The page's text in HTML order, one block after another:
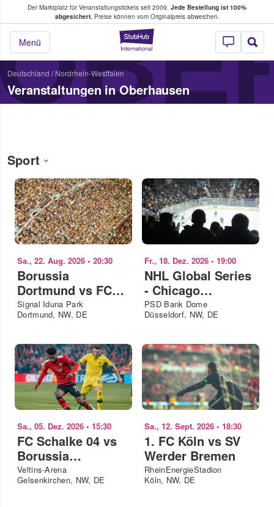
Der Marktplatz für Veranstaltungstickets seit 2009. Jede Bestellung ist 100%
abgesichert.Preise können vom Originalpreis abweichen.
StubHub - Wo
Menü
Tickets kaufen & verkaufen
Deutschland / Nordrhein-Westfalen
Veranstaltungen in Oberhausen
Sport
Sa., 22. Aug. 2026 • 20:30
Borussia
Dortmund vs FC
Bayern München -
Supercup 2026
Signal Iduna Park
Dortmund, NW, DE
Fr., 18. Dez. 2026 • 19:00
NHL Global Series
- Chicago
Blackhawks vs
Ottawa Senators
PSD Bank Dome
Düsseldorf, NW, DE
Sa., 05. Dez. 2026 • 15:30
FC Schalke 04 vs
Borussia
Dortmund
Veltins-Arena
Gelsenkirchen, NW, DE
Sa., 12. Sept. 2026 • 18:30
1. FC Köln vs SV
Werder Bremen
RheinEnergieStadion
Köln, NW, DE